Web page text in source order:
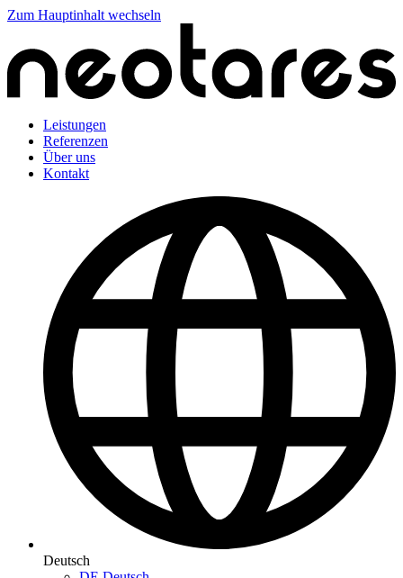
Zum Hauptinhalt wechseln
Leistungen
Referenzen
Über uns
Kontakt
Deutsch